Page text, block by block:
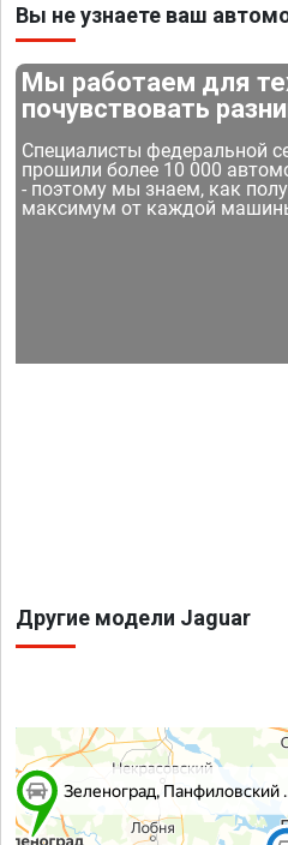
Вы не узнаете ваш
Мы работаем для
почувствовать
Специалисты федеральной
прошили более 10 000
- поэтому мы знаем, как
максимум от каждой
Другие модели Jaguar